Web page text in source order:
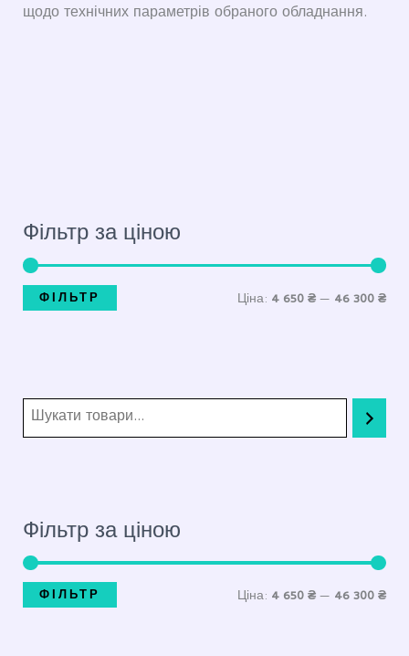
Фільтр за ціною
ФІЛЬТР Ціна: 4 650 ₴— 46 300 ₴
Фільтр за ціною
ФІЛЬТР Ціна: 4 650 ₴— 46 300 ₴
щодо технічних параметрів обраного обладнання.